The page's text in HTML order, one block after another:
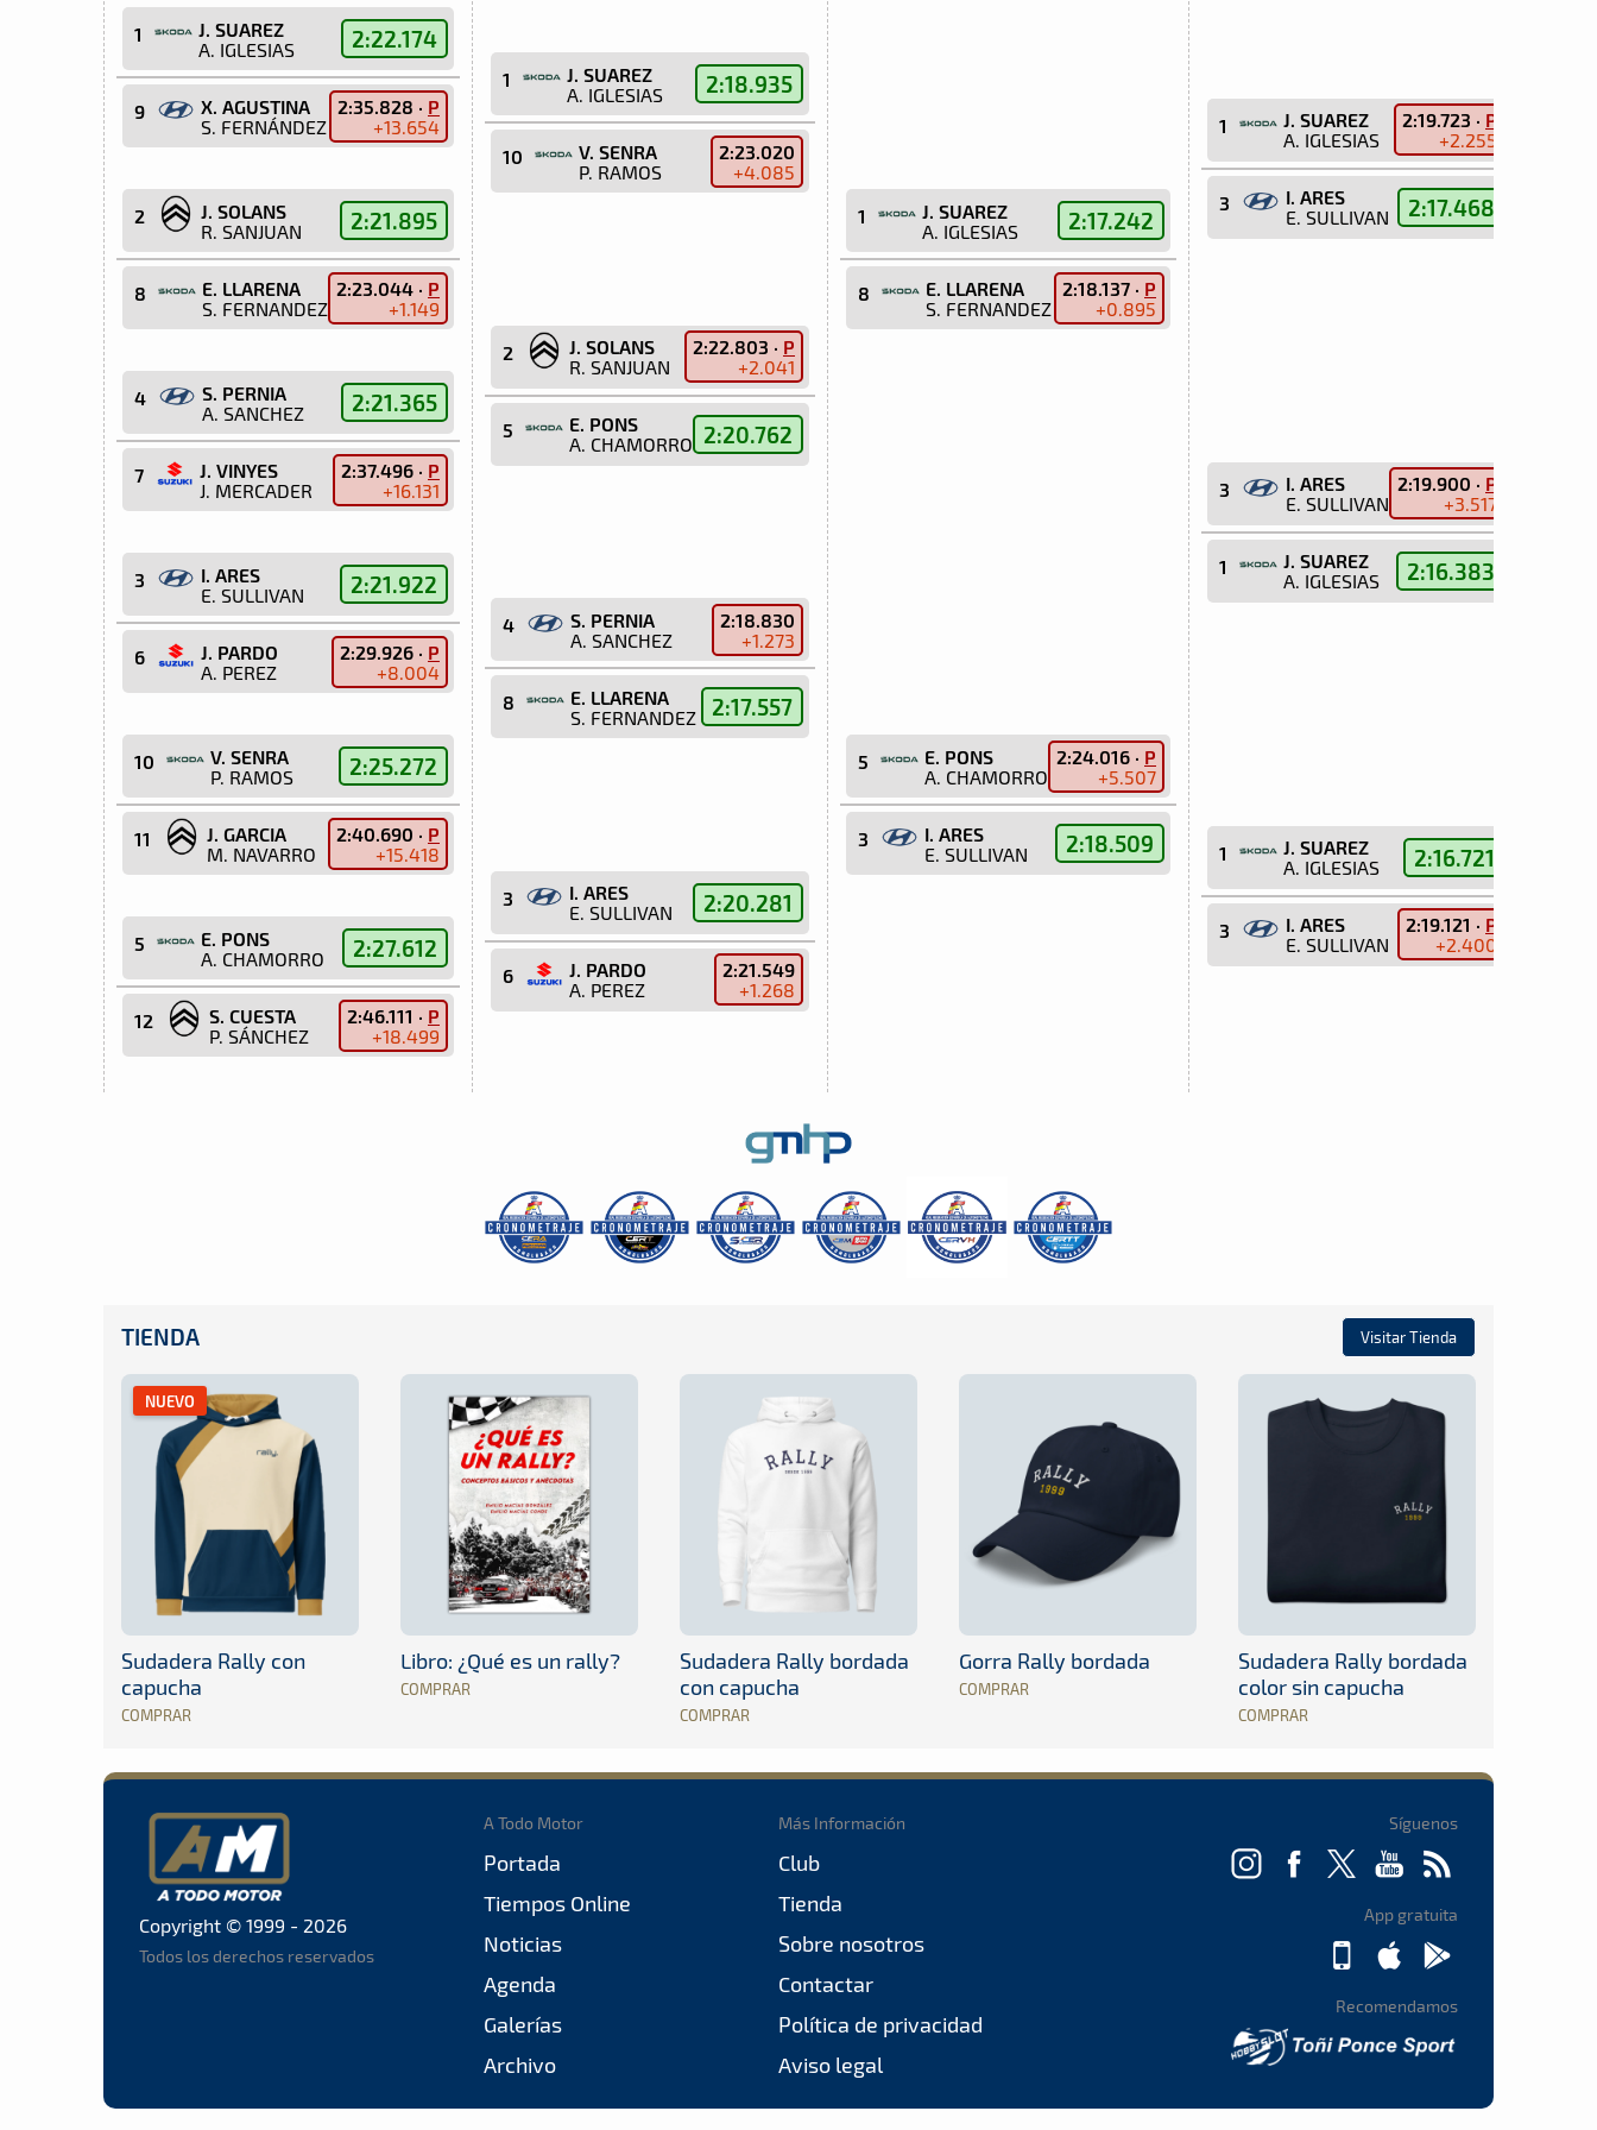
1
J. SUAREZ
A. IGLESIAS
2:22.174
9
X. AGUSTINA
S. FERNÁNDEZ
2:35.828 · P
+13.654
2
J. SOLANS
R. SANJUAN
2:21.895
8
E. LLARENA
S. FERNANDEZ
2:23.044 · P
+1.149
4
S. PERNIA
A. SANCHEZ
2:21.365
7
J. VINYES
J. MERCADER
2:37.496 · P
+16.131
3
I. ARES
E. SULLIVAN
2:21.922
6
J. PARDO
A. PEREZ
2:29.926 · P
+8.004
10
V. SENRA
P. RAMOS
2:25.272
11
J. GARCIA
M. NAVARRO
2:40.690 · P
+15.418
5
E. PONS
A. CHAMORRO
2:27.612
12
S. CUESTA
P. SÁNCHEZ
2:46.111 · P
+18.499
1
J. SUAREZ
A. IGLESIAS
2:18.935
10
V. SENRA
P. RAMOS
2:23.020
+4.085
2
J. SOLANS
R. SANJUAN
2:22.803 · P
+2.041
5
E. PONS
A. CHAMORRO 2:20.762
4
S. PERNIA
A. SANCHEZ
2:18.830
+1.273
8
E. LLARENA
S. FERNANDEZ
2:17.557
3
I. ARES
E. SULLIVAN
2:20.281
6
J. PARDO
A. PEREZ
2:21.549
+1.268
1
J. SUAREZ
A. IGLESIAS
2:17.242
8
E. LLARENA
S. FERNANDEZ
2:18.137 · P
+0.895
5
E. PONS
A. CHAMORRO
2:24.016 · P
+5.507
3
I. ARES
E. SULLIVAN
2:18.509
1
J. SUAREZ
A. IGLESIAS
2:19.723 · P
+2.255
3
I. ARES
E. SULLIVAN
2:17.468
3
I. ARES
E. SULLIVAN
2:19.900 · P
+3.517
1
J. SUAREZ
A. IGLESIAS
2:16.383
1
J. SUAREZ
A. IGLESIAS
2:16.721
3
I. ARES
E. SULLIVAN
2:19.121 · P
+2.400
TIENDA Visitar Tienda
NUEVO
Sudadera Rally con
capucha
COMPRAR
Libro: ¿Qué es un rally?
COMPRAR
Sudadera Rally bordada
con capucha
COMPRAR
Gorra Rally bordada
COMPRAR
Sudadera Rally bordada
color sin capucha
COMPRAR
Copyright © 1999 - 2026
Todos los derechos reservados
A Todo Motor
Portada
Tiempos Online
Noticias
Agenda
Galerías
Archivo
Más Información
Club
Tienda
Sobre nosotros
Contactar
Política de privacidad
Aviso legal
Síguenos
App gratuita
Recomendamos